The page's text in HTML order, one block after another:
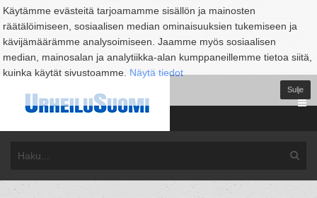
Käytämme evästeitä tarjoamamme sisällön ja mainosten
räätälöimiseen, sosiaalisen median ominaisuuksien tukemiseen ja
kävijämäärämme analysoimiseen. Jaamme myös sosiaalisen
median, mainosalan ja analytiikka-alan kumppaneillemme tietoa siitä,
kuinka käytät sivustoamme. Näytä tiedot
Sulje